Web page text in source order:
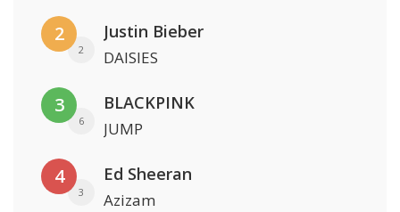
2
2
Justin Bieber
DAISIES
3
6
BLACKPINK
JUMP
4
3
Ed Sheeran
Azizam